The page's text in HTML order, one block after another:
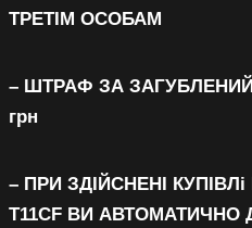
ТРЕТІМ ОСОБАМ
– ШТРАФ ЗА
грн
– ПРИ ЗДІЙСНЕНІ
T11CF ВИ АВТОМАТИЧНО